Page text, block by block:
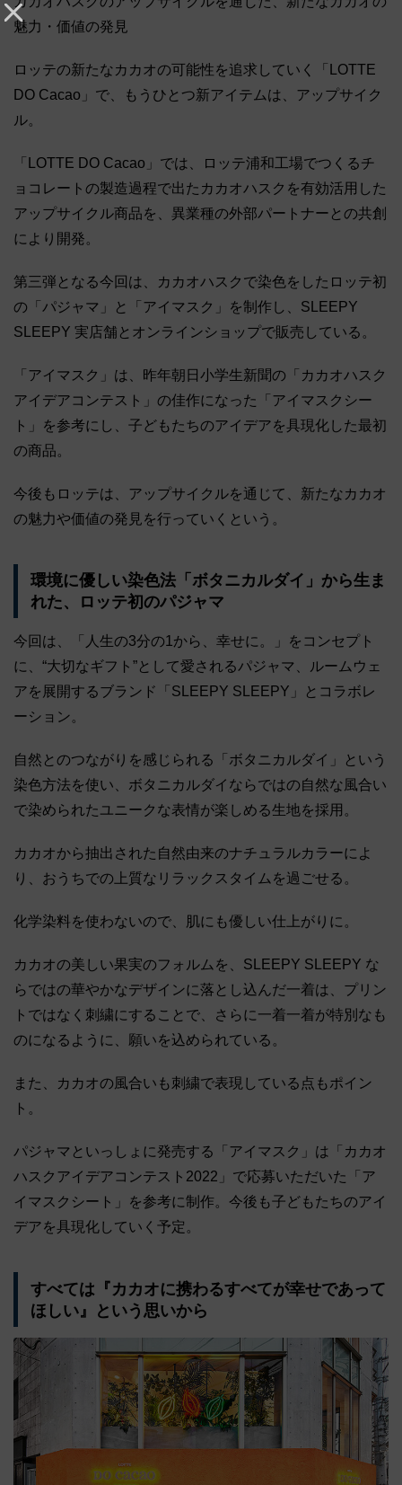
魅力・価値の発見
ロッテの新たなカカオの可能性を追求していく「LOTTE
DO Cacao」で、もうひとつ新アイテムは、アップサイク
ル。
「LOTTE DO Cacao」では、ロッテ浦和工場でつくるチ
ョコレートの製造過程で出たカカオハスクを有効活用した
アップサイクル商品を、異業種の外部パートナーとの共創
により開発。
第三弾となる今回は、カカオハスクで染色をしたロッテ初
の「パジャマ」と「アイマスク」を制作し、SLEEPY
SLEEPY 実店舗とオンラインショップで販売している。
「アイマスク」は、昨年朝日小学生新聞の「カカオハスク
アイデアコンテスト」の佳作になった「アイマスクシー
ト」を参考にし、子どもたちのアイデアを具現化した最初
の商品。
今後もロッテは、アップサイクルを通じて、新たなカカオ
の魅力や価値の発見を行っていくという。
環境に優しい染色法「ボタニカルダイ」から生ま
れた、ロッテ初のパジャマ
今回は、「人生の3分の1から、幸せに。」をコンセプト
に、“大切なギフト”として愛されるパジャマ、ルームウェ
アを展開するブランド「SLEEPY SLEEPY」とコラボレ
ーション。
自然とのつながりを感じられる「ボタニカルダイ」という
染色方法を使い、ボタニカルダイならではの自然な風合い
で染められたユニークな表情が楽しめる生地を採用。
カカオから抽出された自然由来のナチュラルカラーによ
り、おうちでの上質なリラックスタイムを過ごせる。
化学染料を使わないので、肌にも優しい仕上がりに。
カカオの美しい果実のフォルムを、SLEEPY SLEEPY な
らではの華やかなデザインに落とし込んだ一着は、プリン
トではなく刺繍にすることで、さらに一着一着が特別なも
のになるように、願いを込められている。
また、カカオの風合いも刺繍で表現している点もポイン
ト。
パジャマといっしょに発売する「アイマスク」は「カカオ
ハスクアイデアコンテスト2022」で応募いただいた「ア
イマスクシート」を参考に制作。今後も子どもたちのアイ
デアを具現化していく予定。
すべては『カカオに携わるすべてが幸せであって
ほしい』という思いから